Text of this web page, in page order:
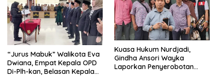
“Jurus Mabuk” Walikota Eva
Dwiana, Empat Kepala OPD
Di-Plh-kan, Belasan Kepala
Kuasa Hukum Nurdjadi,
Gindha Ansori Wayka
Laporkan Penyerobotan